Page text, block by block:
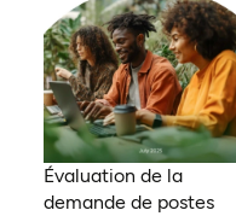
Erythrée, Gambie,
République
du Congo, Tanzanie,
Nigéria, Zimbabwe, Sud
Soudan, Afrique du Sud,
Cameroun, Éthiopie,
Morocco, Malawi, Tchad,
Syrie, Mali, Togo, Somalie
Évaluation de la
demande de postes